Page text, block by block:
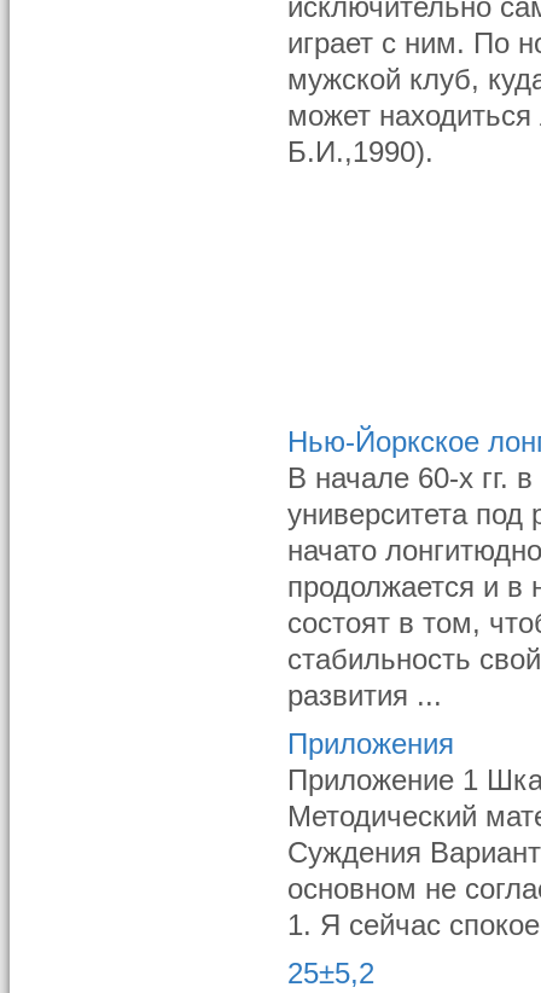
исключительно
играет с ним. По
мужской клуб,
может
Б.И.,1990).
Нью-Йоркское
В начале 60-х гг.
университета
начато
продолжается и в
состоят в том,
стабильность
развития ...
Приложения
Приложение 1
Методический
Суждения
основном не
1. Я сейчас
25±5,2